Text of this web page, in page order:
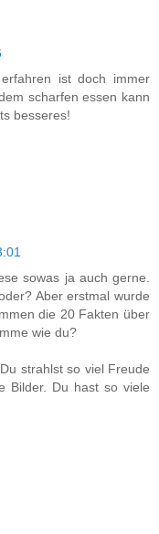
ist doch immer
scharfen essen kann
besseres!
sowas ja auch gerne.
Aber erstmal wurde
die 20 Fakten über
wie du?
strahlst so viel Freude
Bilder. Du hast so viele